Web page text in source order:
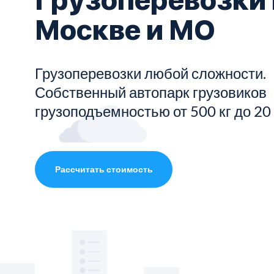
Показать все услуги
Москве и МО
Грузоперевозки любой сложности.
Собственный автопарк грузовиков
грузоподъемностью от 500 кг до 20
Рассчитать стоимость